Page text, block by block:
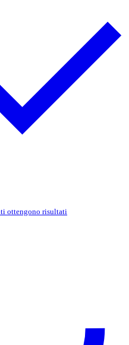
ottengono risultati